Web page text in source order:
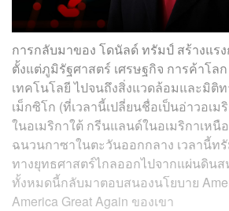
การกลับมาของ โดนัลด์ ทรัมป์ สร้างแร
ตั้งแต่ภูมิรัฐศาสตร์ เศรษฐกิจ การค้าโล
เทคโนโลยี ไปจนถึงสิ่งแวดล้อมและมิติ
เม็กซิโก (ที่เวลานี้เปลี่ยนชื่อเป็นอ่าวอเ
ในอเมริกาใต้ กรีนแลนด์ในอเมริกาเหนื
ฉนวนกาซาในตะวันออกกลาง เวลานี้ท
ทางยุทธศาสตร์ไกลออกไปจากแผ่นดินส
ทั้งหมดนี้กลับมาตอบสนองนโยบาย
America Great Again ของเขา